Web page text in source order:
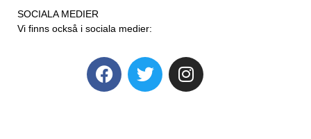
SOCIALA MEDIER
Vi finns också i sociala medier: